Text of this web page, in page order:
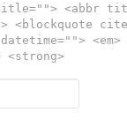
<abbr
<blockquote
<strong>